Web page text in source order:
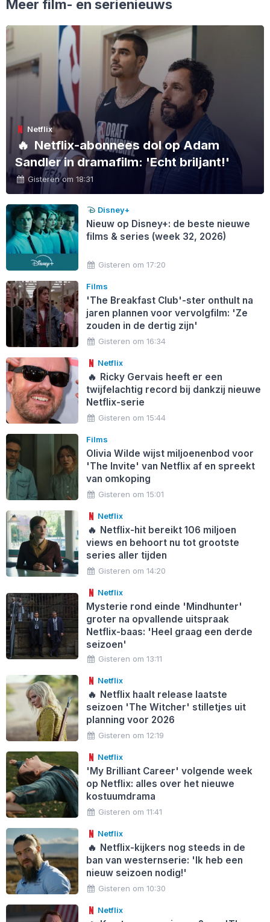
Meer film- en serienieuws
Netflix
🔥 Netflix-abonnees dol op Adam
Sandler in dramafilm: 'Echt briljant!'
Gisteren om 18:31
Disney+
Nieuw op Disney+: de beste nieuwe
films & series (week 32, 2026)
Gisteren om 17:20
Films
'The Breakfast Club'-ster onthult na
jaren plannen voor vervolgfilm: 'Ze
zouden in de dertig zijn'
Gisteren om 16:34
Netflix
🔥 Ricky Gervais heeft er een
twijfelachtig record bij dankzij nieuwe
Netflix-serie
Gisteren om 15:44
Films
Olivia Wilde wijst miljoenenbod voor
'The Invite' van Netflix af en spreekt
van omkoping
Gisteren om 15:01
Netflix
🔥 Netflix-hit bereikt 106 miljoen
views en behoort nu tot grootste
series aller tijden
Gisteren om 14:20
Netflix
Mysterie rond einde 'Mindhunter'
groter na opvallende uitspraak
Netflix-baas: 'Heel graag een derde
seizoen'
Gisteren om 13:11
Netflix
🔥 Netflix haalt release laatste
seizoen 'The Witcher' stilletjes uit
planning voor 2026
Gisteren om 12:19
Netflix
'My Brilliant Career' volgende week
op Netflix: alles over het nieuwe
kostuumdrama
Gisteren om 11:41
Netflix
🔥 Netflix-kijkers nog steeds in de
ban van westernserie: 'Ik heb een
nieuw seizoen nodig!'
Gisteren om 10:30
Netflix